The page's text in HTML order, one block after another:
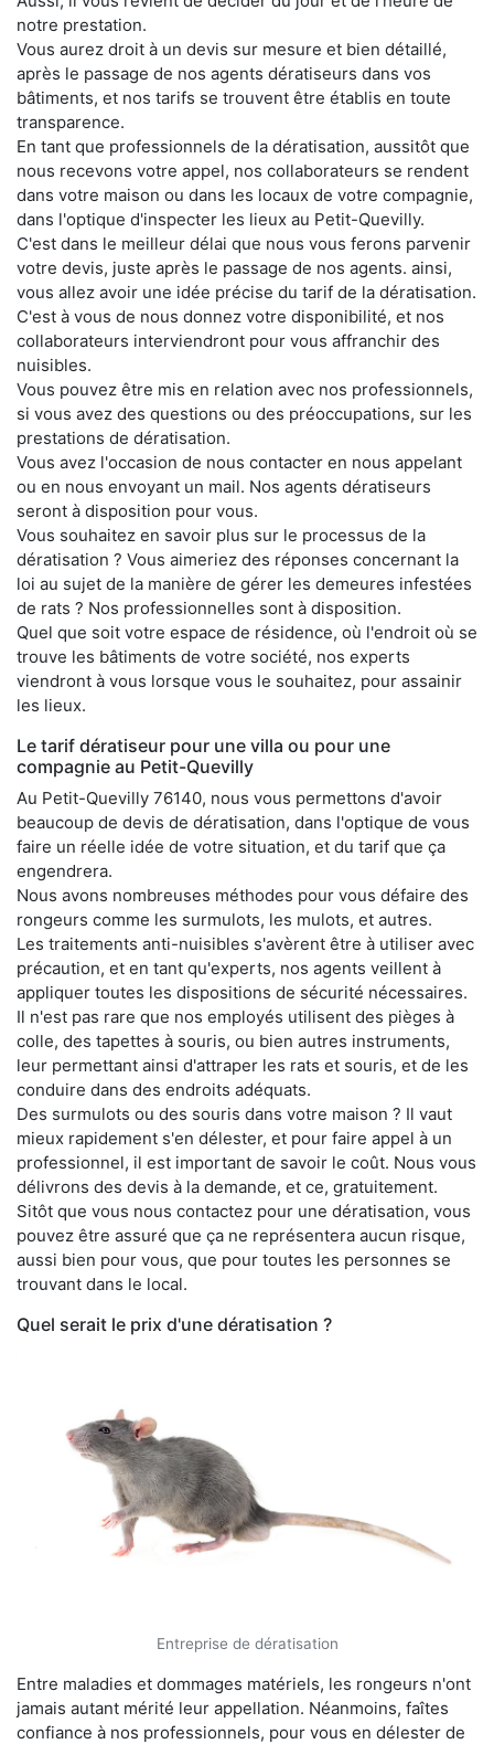
notre prestation.
Vous aurez droit à un devis sur mesure et bien détaillé,
après le passage de nos agents dératiseurs dans vos
bâtiments, et nos tarifs se trouvent être établis en toute
transparence.
En tant que professionnels de la dératisation, aussitôt que
nous recevons votre appel, nos collaborateurs se rendent
dans votre maison ou dans les locaux de votre compagnie,
dans l'optique d'inspecter les lieux au Petit-Quevilly.
C'est dans le meilleur délai que nous vous ferons parvenir
votre devis, juste après le passage de nos agents. ainsi,
vous allez avoir une idée précise du tarif de la dératisation.
C'est à vous de nous donnez votre disponibilité, et nos
collaborateurs interviendront pour vous affranchir des
nuisibles.
Vous pouvez être mis en relation avec nos professionnels,
si vous avez des questions ou des préoccupations, sur les
prestations de dératisation.
Vous avez l'occasion de nous contacter en nous appelant
ou en nous envoyant un mail. Nos agents dératiseurs
seront à disposition pour vous.
Vous souhaitez en savoir plus sur le processus de la
dératisation ? Vous aimeriez des réponses concernant la
loi au sujet de la manière de gérer les demeures infestées
de rats ? Nos professionnelles sont à disposition.
Quel que soit votre espace de résidence, où l'endroit où se
trouve les bâtiments de votre société, nos experts
viendront à vous lorsque vous le souhaitez, pour assainir
les lieux.
Le tarif dératiseur pour une villa ou pour une
compagnie au Petit-Quevilly
Au Petit-Quevilly 76140, nous vous permettons d'avoir
beaucoup de devis de dératisation, dans l'optique de vous
faire un réelle idée de votre situation, et du tarif que ça
engendrera.
Nous avons nombreuses méthodes pour vous défaire des
rongeurs comme les surmulots, les mulots, et autres.
Les traitements anti-nuisibles s'avèrent être à utiliser avec
précaution, et en tant qu'experts, nos agents veillent à
appliquer toutes les dispositions de sécurité nécessaires.
Il n'est pas rare que nos employés utilisent des pièges à
colle, des tapettes à souris, ou bien autres instruments,
leur permettant ainsi d'attraper les rats et souris, et de les
conduire dans des endroits adéquats.
Des surmulots ou des souris dans votre maison ? Il vaut
mieux rapidement s'en délester, et pour faire appel à un
professionnel, il est important de savoir le coût. Nous vous
délivrons des devis à la demande, et ce, gratuitement.
Sitôt que vous nous contactez pour une dératisation, vous
pouvez être assuré que ça ne représentera aucun risque,
aussi bien pour vous, que pour toutes les personnes se
trouvant dans le local.
Quel serait le prix d'une dératisation ?
Entreprise de dératisation
Entre maladies et dommages matériels, les rongeurs n'ont
jamais autant mérité leur appellation. Néanmoins, faîtes
confiance à nos professionnels, pour vous en délester de